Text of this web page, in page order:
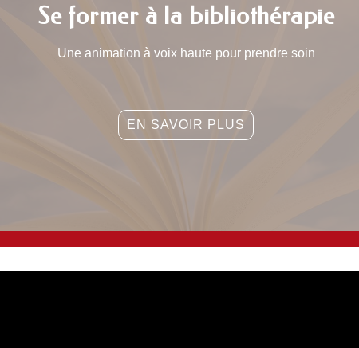
Se former à la bibliothérapie
Une animation à voix haute pour prendre soin
EN SAVOIR PLUS